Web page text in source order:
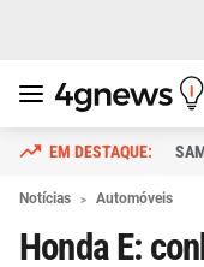
Notícias Automóveis
Honda E: